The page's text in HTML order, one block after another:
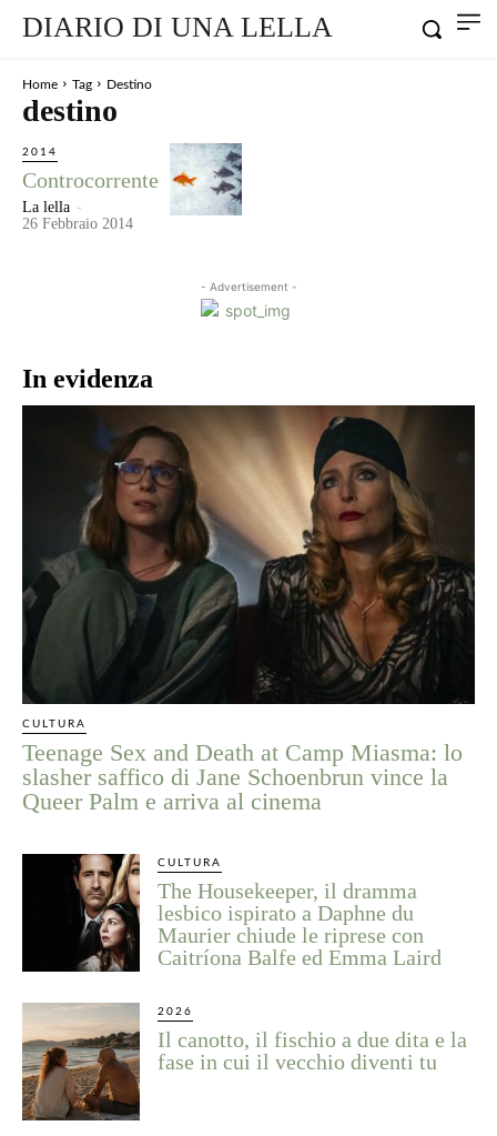
DIARIO DI UNA LELLA
Home Tag Destino
destino
2014
Controcorrente
La lella -
26 Febbraio 2014
- Advertisement -
In evidenza
CULTURA
Teenage Sex and Death at Camp Miasma: lo
slasher saffico di Jane Schoenbrun vince la
Queer Palm e arriva al cinema
CULTURA
The Housekeeper, il dramma
lesbico ispirato a Daphne du
Maurier chiude le riprese con
Caitríona Balfe ed Emma Laird
2026
Il canotto, il fischio a due dita e la
fase in cui il vecchio diventi tu